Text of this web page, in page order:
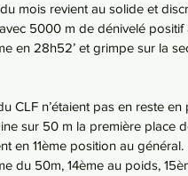
mois revient au solide et
5000 m de dénivelé
en 28h52’ et grimpe sur la
CLF n’étaient pas en reste
sur 50 m la première place
en 11ème position au général.
du 50m, 14ème au poids,